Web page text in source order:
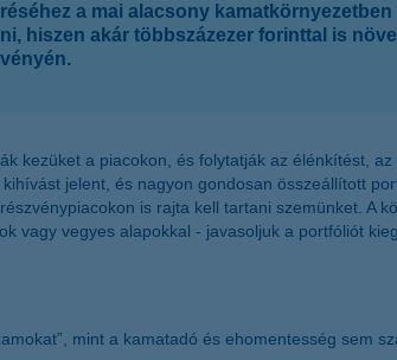
a mai alacsony
hiszen akár többszázezer forinttal is
kezüket a piacokon, és folytatják az élénkítést,
jelent, és nagyon gondosan összeállított
is rajta kell tartani szemünket. A
vagy vegyes alapokkal - javasoljuk a portfóliót
mint a kamatadó és ehomentesség sem